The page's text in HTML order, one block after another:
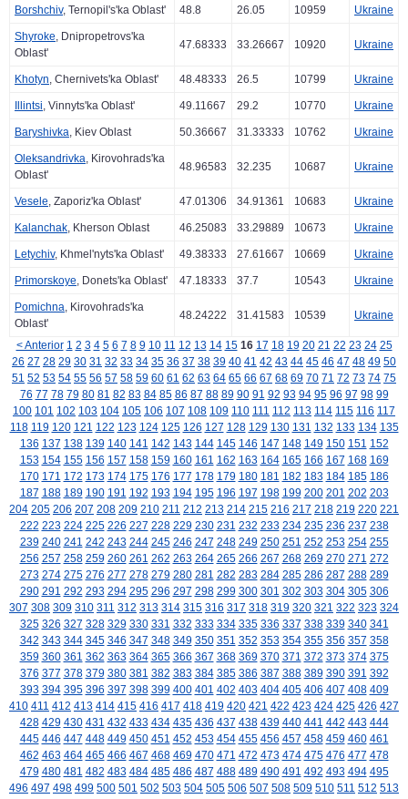
Borshchiv, Ternopil's'ka Oblast' 48.8 26.05 10959 Ukraine
Shyroke, Dnipropetrovs'ka
Oblast'
47.68333 33.26667 10920 Ukraine
Khotyn, Chernivets'ka Oblast' 48.48333 26.5 10799 Ukraine
Illintsi, Vinnyts'ka Oblast' 49.11667 29.2 10770 Ukraine
Baryshivka, Kiev Oblast 50.36667 31.33333 10762 Ukraine
Oleksandrivka, Kirovohrads'ka
Oblast'
48.96583 32.235 10687 Ukraine
Vesele, Zaporiz'ka Oblast' 47.01306 34.91361 10683 Ukraine
Kalanchak, Kherson Oblast 46.25083 33.29889 10673 Ukraine
Letychiv, Khmel'nyts'ka Oblast' 49.38333 27.61667 10669 Ukraine
Primorskoye, Donets'ka Oblast' 47.18333 37.7 10543 Ukraine
Pomichna, Kirovohrads'ka
Oblast'
48.24222 31.41583 10539 Ukraine
< Anterior 1 2 3 4 5 6 7 8 9 10 11 12 13 14 15 16 17 18 19 20 21 22 23 24 25
26 27 28 29 30 31 32 33 34 35 36 37 38 39 40 41 42 43 44 45 46 47 48 49 50
51 52 53 54 55 56 57 58 59 60 61 62 63 64 65 66 67 68 69 70 71 72 73 74 75
76 77 78 79 80 81 82 83 84 85 86 87 88 89 90 91 92 93 94 95 96 97 98 99
100 101 102 103 104 105 106 107 108 109 110 111 112 113 114 115 116 117
118 119 120 121 122 123 124 125 126 127 128 129 130 131 132 133 134 135
136 137 138 139 140 141 142 143 144 145 146 147 148 149 150 151 152
153 154 155 156 157 158 159 160 161 162 163 164 165 166 167 168 169
170 171 172 173 174 175 176 177 178 179 180 181 182 183 184 185 186
187 188 189 190 191 192 193 194 195 196 197 198 199 200 201 202 203
204 205 206 207 208 209 210 211 212 213 214 215 216 217 218 219 220 221
222 223 224 225 226 227 228 229 230 231 232 233 234 235 236 237 238
239 240 241 242 243 244 245 246 247 248 249 250 251 252 253 254 255
256 257 258 259 260 261 262 263 264 265 266 267 268 269 270 271 272
273 274 275 276 277 278 279 280 281 282 283 284 285 286 287 288 289
290 291 292 293 294 295 296 297 298 299 300 301 302 303 304 305 306
307 308 309 310 311 312 313 314 315 316 317 318 319 320 321 322 323 324
325 326 327 328 329 330 331 332 333 334 335 336 337 338 339 340 341
342 343 344 345 346 347 348 349 350 351 352 353 354 355 356 357 358
359 360 361 362 363 364 365 366 367 368 369 370 371 372 373 374 375
376 377 378 379 380 381 382 383 384 385 386 387 388 389 390 391 392
393 394 395 396 397 398 399 400 401 402 403 404 405 406 407 408 409
410 411 412 413 414 415 416 417 418 419 420 421 422 423 424 425 426 427
428 429 430 431 432 433 434 435 436 437 438 439 440 441 442 443 444
445 446 447 448 449 450 451 452 453 454 455 456 457 458 459 460 461
462 463 464 465 466 467 468 469 470 471 472 473 474 475 476 477 478
479 480 481 482 483 484 485 486 487 488 489 490 491 492 493 494 495
496 497 498 499 500 501 502 503 504 505 506 507 508 509 510 511 512 513